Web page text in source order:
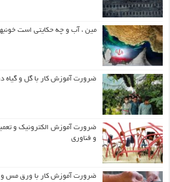
مین ، آب و چه حکایتی است
ضرورت آموزش کار با گل و گیاه
ضرورت آموزش الکترونیک و
و فناوری
ضرورت آموزش کار با ورق مس و